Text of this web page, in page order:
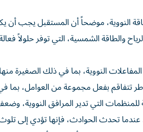
النووية، موضحاً أن المستقبل يجب أن
والطاقة الشمسية، التي توفر حلولاً
النووية، بما في ذلك الصغيرة
تتفاقم بفعل مجموعة من العوامل،
للمنظمات التي تدير المرافق
عندما تحدث الحوادث، فإنها تؤدي إلى